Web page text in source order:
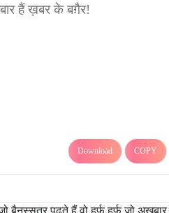
हैं ख़बर के बग़ैर!
Download COPY